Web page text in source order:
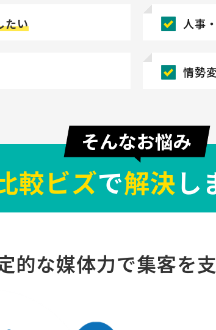
たい 人事
情勢
較ビズで解決し
的な媒体力で集客を